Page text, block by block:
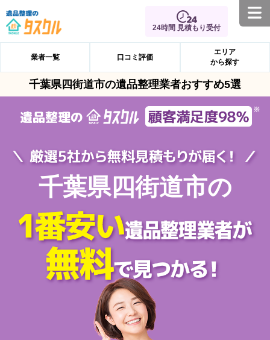
24時間 見積もり受付
業者一覧 口コミ評価
エリア
から探す
千葉県四街道市の遺品整理業者おすすめ5選
千葉県四街道市の